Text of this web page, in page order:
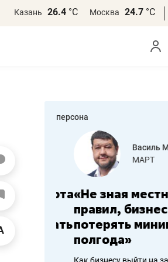
Казань 26.4 °С Москва 24.7 °С
персона
работа
Василь
МАРТ
«Не зная местных
правил, бизнес
потерять
полгода»